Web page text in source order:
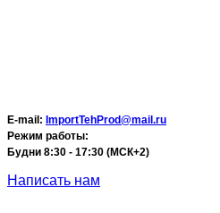
E-mail: ImportTehProd@mail.ru
Режим работы:
Будни 8:30 - 17:30 (МСК+2)
Написать нам